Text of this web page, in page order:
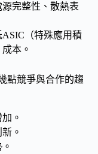
完整性、散熱表
（特殊應用積
本。
點競爭與合作的趨
。
。